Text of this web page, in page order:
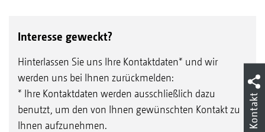
Interesse geweckt?
Hinterlassen Sie uns Ihre Kontaktdaten* und wir
werden uns bei Ihnen zurückmelden:
* Ihre Kontaktdaten werden ausschließlich dazu
benutzt, um den von Ihnen gewünschten Kontakt zu
Ihnen aufzunehmen.
Kontakt